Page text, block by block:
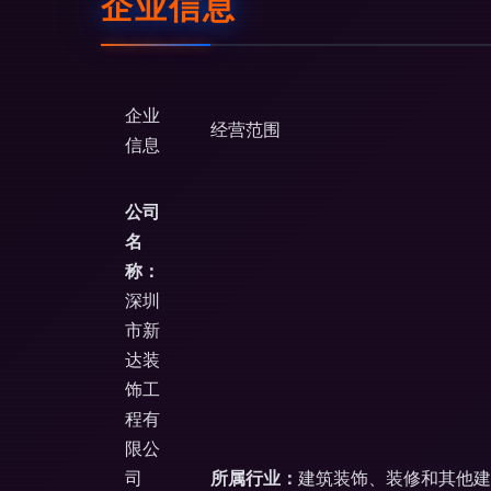
企业
信息
经营范围
公司
名
称：
深圳
市新
达装
饰工
程有
限公
司
所属行业： 建筑装饰、装修和其他